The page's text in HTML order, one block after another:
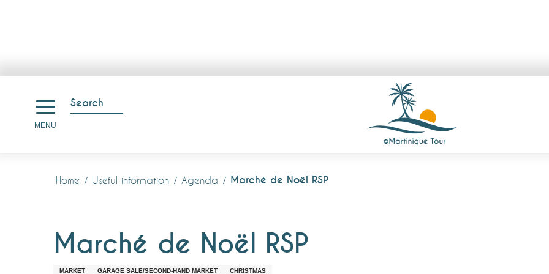
principal
Search
MENU
Home Useful information Agenda Marché de Noël RSP
Marché de Noël RSP
MARKET GARAGE SALE/SECOND-HAND MARKET CHRISTMAS